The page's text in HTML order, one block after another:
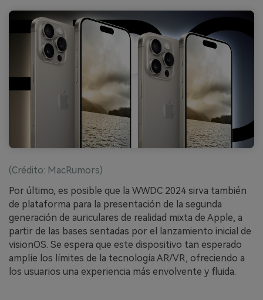
(Crédito: MacRumors)
Por último, es posible que la WWDC 2024 sirva también
de plataforma para la presentación de la segunda
generación de auriculares de realidad mixta de Apple, a
partir de las bases sentadas por el lanzamiento inicial de
visionOS. Se espera que este dispositivo tan esperado
amplíe los límites de la tecnología AR/VR, ofreciendo a
los usuarios una experiencia más envolvente y fluida.